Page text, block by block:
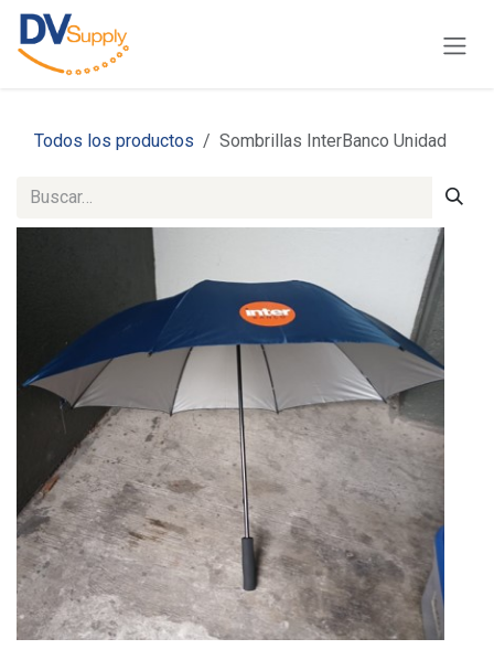
Ir al contenido
Todos los productos Sombrillas InterBanco Unidad